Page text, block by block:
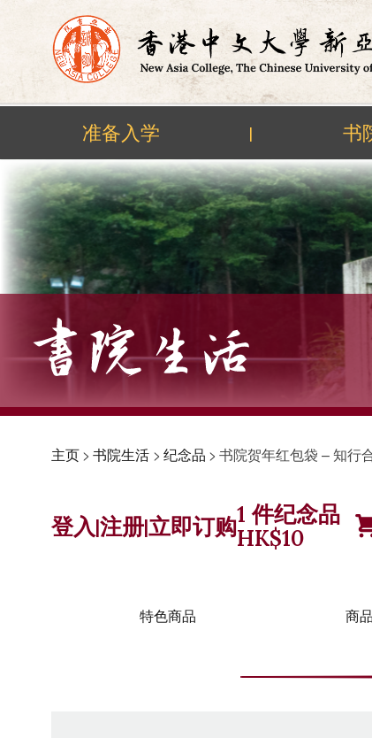
Skip
content
准备入学 | 书
主页> 书院生活 > 纪念品 > 书院贺年红包袋 – 知行
登入|注册|立即订购1 件纪念品
HK$10
特色商品 商